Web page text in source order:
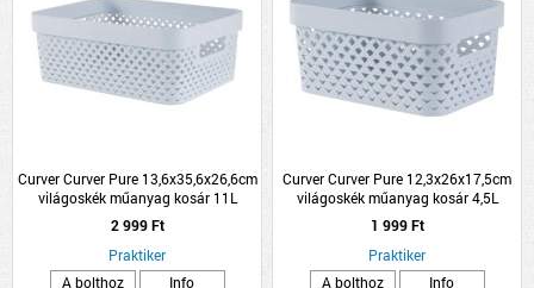
Curver Curver Pure 13,6x35,6x26,6cm
világoskék műanyag kosár 11L
2 999 Ft
Praktiker
A bolthoz
Info
Curver Curver Pure 12,3x26x17,5cm
világoskék műanyag kosár 4,5L
1 999 Ft
Praktiker
A bolthoz
Info